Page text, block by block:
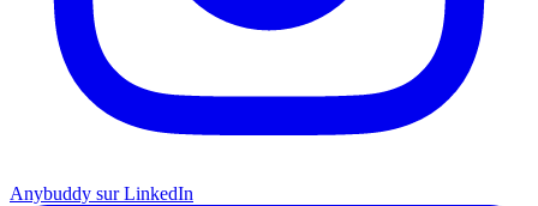
Anybuddy sur LinkedIn